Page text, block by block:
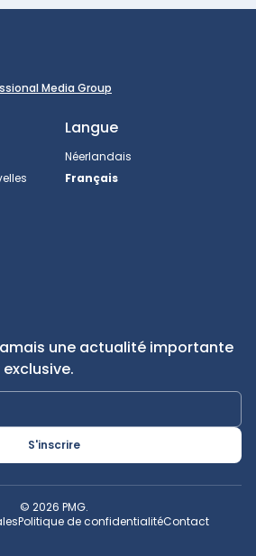
Media Group
Langue
Néerlandais
Français
une actualité importante
S'inscrire
© 2026 PMG.
Politique de confidentialitéContact